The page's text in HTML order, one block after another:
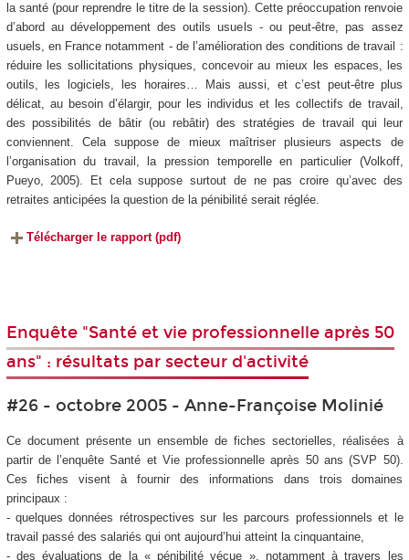
la santé (pour reprendre le titre de la session). Cette préoccupation renvoie
d’abord au développement des outils usuels - ou peut-être, pas assez
usuels, en France notamment - de l’amélioration des conditions de travail :
réduire les sollicitations physiques, concevoir au mieux les espaces, les
outils, les logiciels, les horaires… Mais aussi, et c’est peut-être plus
délicat, au besoin d’élargir, pour les individus et les collectifs de travail,
des possibilités de bâtir (ou rebâtir) des stratégies de travail qui leur
conviennent. Cela suppose de mieux maîtriser plusieurs aspects de
l’organisation du travail, la pression temporelle en particulier (Volkoff,
Pueyo, 2005). Et cela suppose surtout de ne pas croire qu’avec des
retraites anticipées la question de la pénibilité serait réglée.
Télécharger le rapport (pdf)
Enquête "Santé et vie professionnelle après 50
ans" : résultats par secteur d'activité
#26 - octobre 2005 - Anne-Françoise Molinié
Ce document présente un ensemble de fiches sectorielles, réalisées à
partir de l’enquête Santé et Vie professionnelle après 50 ans (SVP 50).
Ces fiches visent à fournir des informations dans trois domaines
principaux :
- quelques données rétrospectives sur les parcours professionnels et le
travail passé des salariés qui ont aujourd’hui atteint la cinquantaine,
- des évaluations de la « pénibilité vécue », notamment à travers les